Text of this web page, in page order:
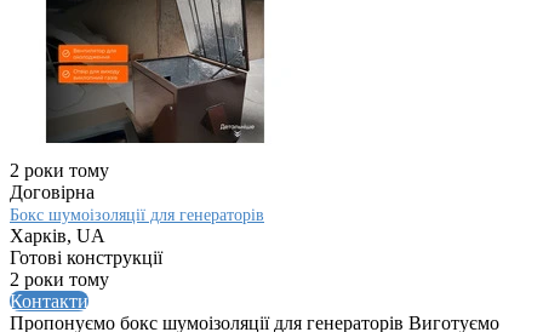
2 роки тому
Договірна
Бокс шумоізоляції для генераторів
Харків, UA
Готові конструкції
2 роки тому
Контакти
Пропонуємо бокс шумоізоляції для генераторів Виготуємо